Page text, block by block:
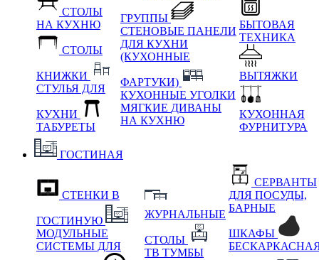
СТОЛЫ
НА КУХНЮ
СТОЛЫ
КНИЖКИ
СТУЛЬЯ ДЛЯ
КУХНИ
ТАБУРЕТЫ
ГРУППЫ
СТЕНОВЫЕ ПАНЕЛИ
ДЛЯ КУХНИ
(КУХОННЫЕ
ФАРТУКИ)
КУХОННЫЕ УГОЛКИ
МЯГКИЕ ДИВАНЫ
НА КУХНЮ
БЫТОВАЯ
ТЕХНИКА
ВЫТЯЖКИ
КУХОННАЯ
ФУРНИТУРА
ГОСТИНАЯ
СТЕНКИ В
ГОСТИНУЮ
МОДУЛЬНЫЕ
СИСТЕМЫ ДЛЯ
ЖУРНАЛЬНЫЕ
СТОЛЫ
ТВ ТУМБЫ
СЕРВАНТЫ
ДЛЯ ПОСУДЫ,
БАРНЫЕ
ШКАФЫ